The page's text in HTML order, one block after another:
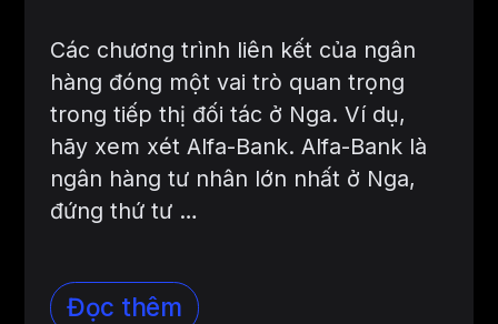
Các chương trình liên kết của ngân
hàng đóng một vai trò quan trọng
trong tiếp thị đối tác ở Nga. Ví dụ,
hãy xem xét Alfa-Bank. Alfa-Bank là
ngân hàng tư nhân lớn nhất ở Nga,
đứng thứ tư …
Đọc thêm